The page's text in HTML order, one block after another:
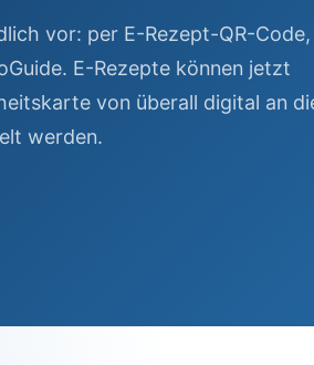
vor: per E-Rezept-QR-Code,
E-Rezepte können jetzt
von überall digital an
werden.